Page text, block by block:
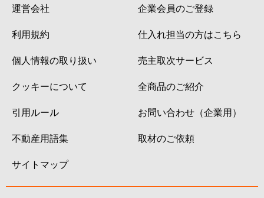
運営会社
利用規約
個人情報の取り扱い
クッキーについて
引用ルール
不動産用語集
サイトマップ
企業会員のご登録
仕入れ担当の方はこちら
売主取次サービス
全商品のご紹介
お問い合わせ（企業用）
取材のご依頼